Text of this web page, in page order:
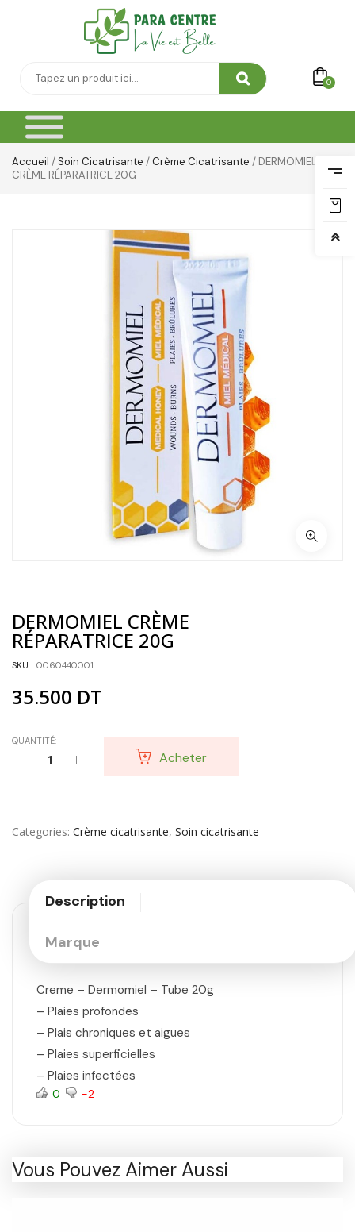
0
Accueil /Soin Cicatrisante /Crème Cicatrisante / DERMOMIEL
CRÈME RÉPARATRICE 20G
DERMOMIEL CRÈME
RÉPARATRICE 20G
SKU: 0060440001
35.500 DT
QUANTITÉ:
Acheter
Categories Crème cicatrisante, Soin cicatrisante
Description
Marque
Creme – Dermomiel – Tube 20g
– Plaies profondes
– Plais chroniques et aigues
– Plaies superficielles
– Plaies infectées
0 -2
Vous Pouvez Aimer Aussi